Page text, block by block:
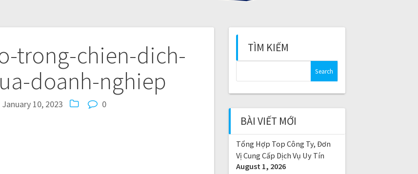
trong-chien-dich-
doanh-nghiep
January 10, 2023 0
TÌM KIẾM
c
f
o
r
:
BÀI VIẾT MỚI
Tổng Hợp Top Công Ty, Đơn
Vị Cung Cấp Dịch Vụ Uy Tín
August 1, 2026